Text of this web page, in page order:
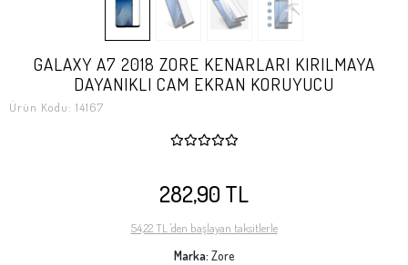
GALAXY A7 2018 ZORE KENARLARI KIRILMAYA
DAYANIKLI CAM EKRAN KORUYUCU
Ürün Kodu: 14167
282,90 TL
54,22 TL 'den başlayan taksitlerle
Marka: Zore